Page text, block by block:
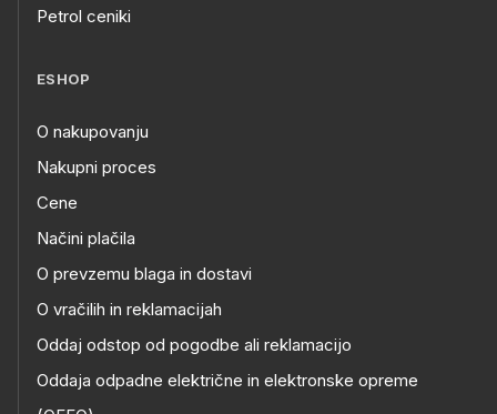
Petrol ceniki
ESHOP
O nakupovanju
Nakupni proces
Cene
Načini plačila
O prevzemu blaga in dostavi
O vračilih in reklamacijah
Oddaj odstop od pogodbe ali reklamacijo
Oddaja odpadne električne in elektronske opreme